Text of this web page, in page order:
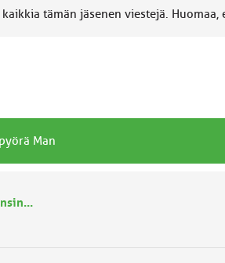
tämän jäsenen viestejä.
Man